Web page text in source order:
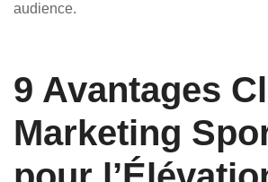
audience.
9 Avantages
Marketing